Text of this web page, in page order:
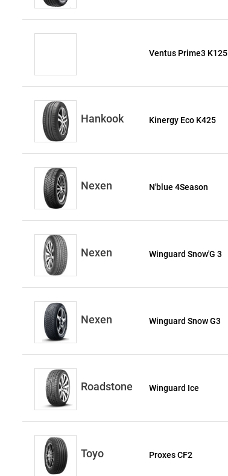
Ventus Prime3 K125
Hankook Kinergy Eco K425
Nexen N'blue 4Season
Nexen Winguard Snow'G 3
Nexen Winguard Snow G3
Roadstone Winguard Ice
Toyo Proxes CF2